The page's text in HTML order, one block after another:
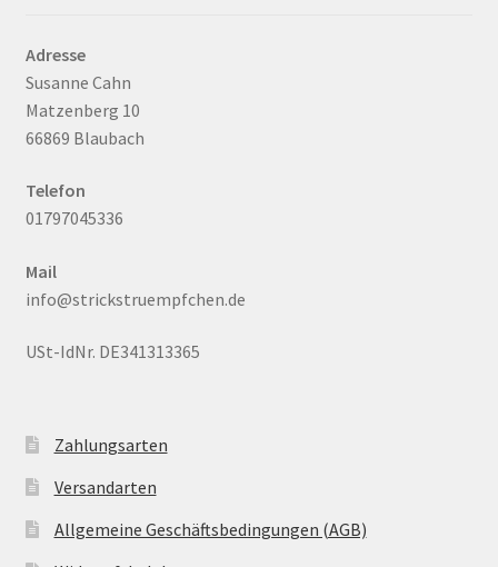
Adresse
Susanne Cahn
Matzenberg 10
66869 Blaubach
Telefon
01797045336
Mail
info@strickstruempfchen.de
USt-IdNr. DE341313365
Zahlungsarten
Versandarten
Allgemeine Geschäftsbedingungen (AGB)